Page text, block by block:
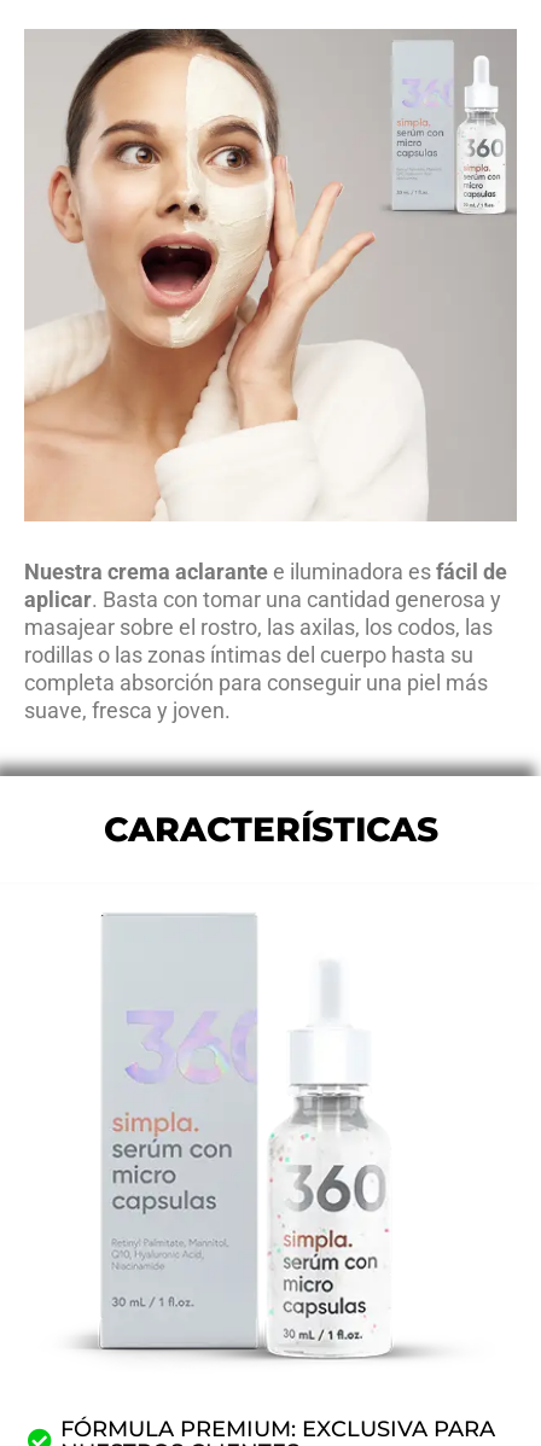
Nuestra crema aclarante e iluminadora esfácil de
aplicar. Basta con tomar una cantidad generosa y
masajear sobre el rostro, las axilas, los codos, las
rodillas o las zonas íntimas del cuerpo hasta su
completa absorción para conseguir una piel más
suave, fresca y joven.
CARACTERÍSTICAS
FÓRMULA PREMIUM: EXCLUSIVA PARA